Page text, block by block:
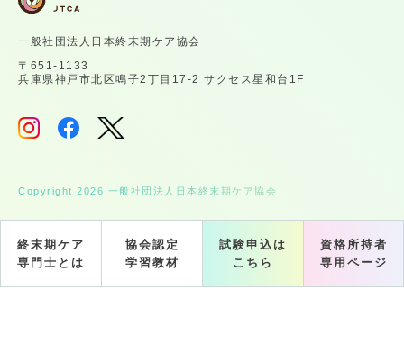
終末期ケア
専門士とは
協会認定
学習教材
試験申込は
こちら
資格所持者
専用ページ
一般社団法人日本終末期ケア協会
〒651-1133
兵庫県神戸市北区鳴子2丁目17-2 サクセス星和台1F
Copyright 2026 一般社団法人日本終末期ケア協会